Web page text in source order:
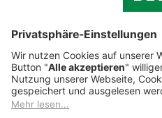
Cookie-Einstellungen
Datenschutz
Impressum